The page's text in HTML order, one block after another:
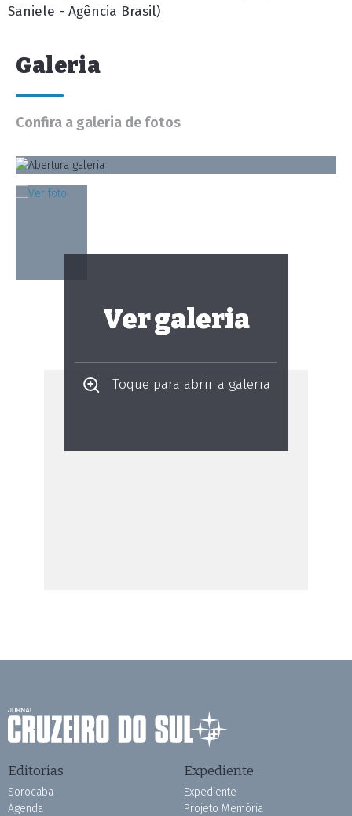
Saniele - Agência Brasil)
Galeria
Confira a galeria de fotos
Ver galeria
Toque para abrir a galeria
Editorias
Sorocaba
Agenda
Expediente
Expediente
Projeto Memória